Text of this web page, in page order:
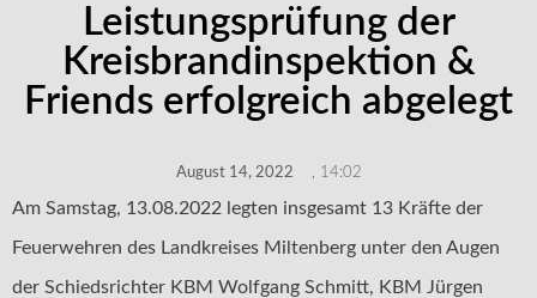
Leistungsprüfung der
Kreisbrandinspektion &
Friends erfolgreich abgelegt
August 14, 2022 14:02
Am Samstag, 13.08.2022 legten insgesamt 13 Kräfte der
Feuerwehren des Landkreises Miltenberg unter den Augen
der Schiedsrichter KBM Wolfgang Schmitt, KBM Jürgen